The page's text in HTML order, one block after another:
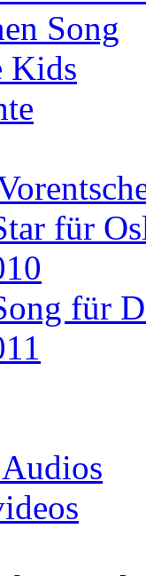
Song
Kids
für
für